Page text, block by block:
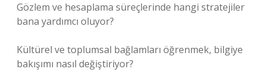
Gözlem ve hesaplama süreçlerinde hangi stratejiler
bana yardımcı oluyor?
Kültürel ve toplumsal bağlamları öğrenmek, bilgiye
bakışımı nasıl değiştiriyor?